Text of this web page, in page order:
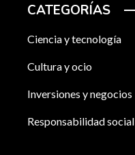
CATEGORÍAS
Ciencia y tecnología
Cultura y ocio
Inversiones y negocios
Responsabilidad social